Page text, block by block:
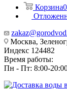
Корзина0
Москва,
Индекс 124482
Время работы:
Пн - Пт: 8:00-